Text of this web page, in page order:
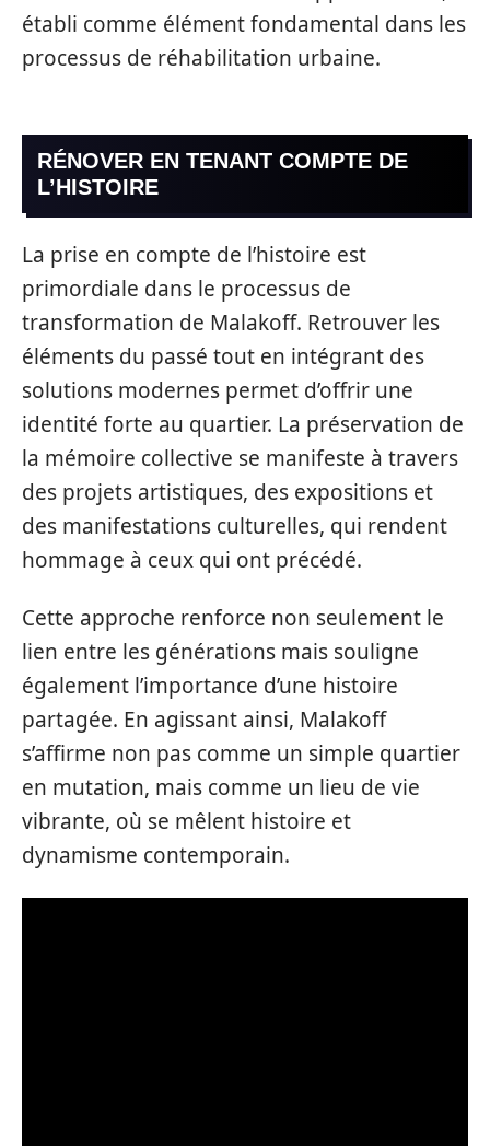
établi comme élément fondamental dans les
processus de réhabilitation urbaine.
RÉNOVER EN TENANT COMPTE DE
L’HISTOIRE
La prise en compte de l’histoire est
primordiale dans le processus de
transformation de Malakoff. Retrouver les
éléments du passé tout en intégrant des
solutions modernes permet d’offrir une
identité forte au quartier. La préservation de
la mémoire collective se manifeste à travers
des projets artistiques, des expositions et
des manifestations culturelles, qui rendent
hommage à ceux qui ont précédé.
Cette approche renforce non seulement le
lien entre les générations mais souligne
également l’importance d’une histoire
partagée. En agissant ainsi, Malakoff
s’affirme non pas comme un simple quartier
en mutation, mais comme un lieu de vie
vibrante, où se mêlent histoire et
dynamisme contemporain.